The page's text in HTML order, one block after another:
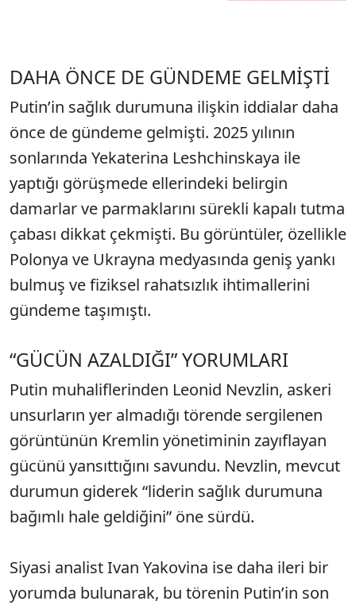
DAHA ÖNCE DE GÜNDEME GELMİŞTİ
Putin’in sağlık durumuna ilişkin iddialar daha
önce de gündeme gelmişti. 2025 yılının
sonlarında Yekaterina Leshchinskaya ile
yaptığı görüşmede ellerindeki belirgin
damarlar ve parmaklarını sürekli kapalı tutma
çabası dikkat çekmişti. Bu görüntüler, özellikle
Polonya ve Ukrayna medyasında geniş yankı
bulmuş ve fiziksel rahatsızlık ihtimallerini
gündeme taşımıştı.
“GÜCÜN AZALDIĞI” YORUMLARI
Putin muhaliflerinden Leonid Nevzlin, askeri
unsurların yer almadığı törende sergilenen
görüntünün Kremlin yönetiminin zayıflayan
gücünü yansıttığını savundu. Nevzlin, mevcut
durumun giderek “liderin sağlık durumuna
bağımlı hale geldiğini” öne sürdü.
Siyasi analist Ivan Yakovina ise daha ileri bir
yorumda bulunarak, bu törenin Putin’in son